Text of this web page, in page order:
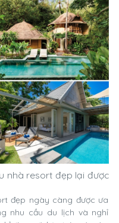
nhà resort đẹp lại được
đẹp ngày càng được ưa
nhu cầu du lịch và nghỉ